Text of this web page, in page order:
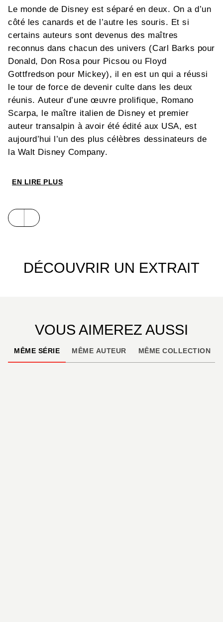
Le monde de Disney est séparé en deux. On a d’un
côté les canards et de l’autre les souris. Et si
certains auteurs sont devenus des maîtres
reconnus dans chacun des univers (Carl Barks pour
Donald, Don Rosa pour Picsou ou Floyd
Gottfredson pour Mickey), il en est un qui a réussi
le tour de force de devenir culte dans les deux
réunis. Auteur d’une œuvre prolifique, Romano
Scarpa, le maître italien de Disney et premier
auteur transalpin à avoir été édité aux USA, est
aujourd’hui l’un des plus célèbres dessinateurs de
la Walt Disney Company.
Après Carl Barks, Floyd Gottfredson et Don Rosa,
présenter leur nouvelle intégrale dédiée à l’un des
grands dessinateurs de l’univers Disney : le maître
séries de la « Pléiade Disney », d’un appareil
critique très complet, cette nouvelle collection
EN LIRE PLUS
DÉCOUVRIR UN EXTRAIT
VOUS AIMEREZ AUSSI
MÊME SÉRIE MÊME AUTEUR MÊME COLLECTION